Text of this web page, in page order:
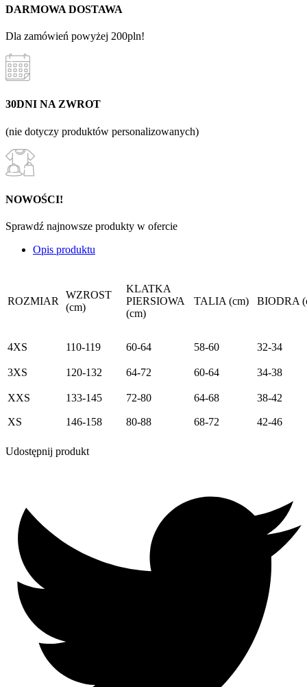
DARMOWA DOSTAWA
Dla zamówień powyżej 200pln!
30DNI NA ZWROT
(nie dotyczy produktów personalizowanych)
NOWOŚCI!
Sprawdź najnowsze produkty w ofercie
Opis produktu
ROZMIAR
WZROST
(cm)
KLATKA
PIERSIOWA
(cm)
TALIA (cm) BIODRA
4XS 110-119 60-64 58-60 32-34
3XS 120-132 64-72 60-64 34-38
XXS 133-145 72-80 64-68 38-42
XS 146-158 80-88 68-72 42-46
Udostępnij produkt